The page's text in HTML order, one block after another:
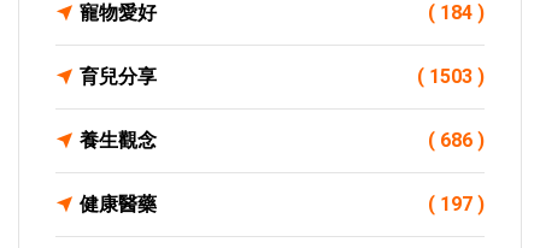
寵物愛好 ( 184 )
育兒分享 ( 1503 )
養生觀念 ( 686 )
健康醫藥 ( 197 )